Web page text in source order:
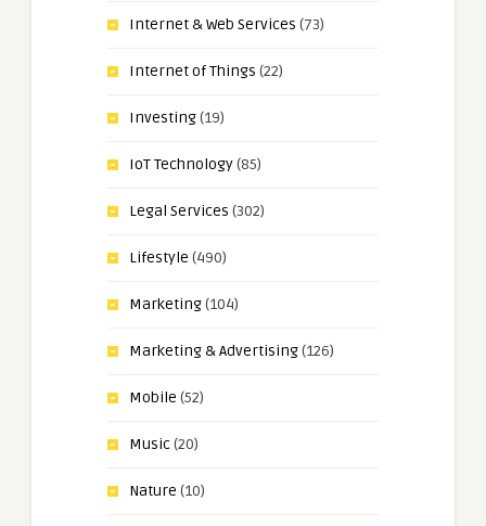
Internet & Web Services (73)
Internet of Things (22)
Investing(19)
IoT Technology(85)
Legal Services (302)
Lifestyle (490)
Marketing(104)
Marketing & Advertising(126)
Mobile (52)
Music(20)
Nature (10)